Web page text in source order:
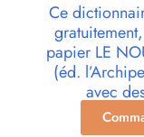
Ce
papier LE
(éd.
avec